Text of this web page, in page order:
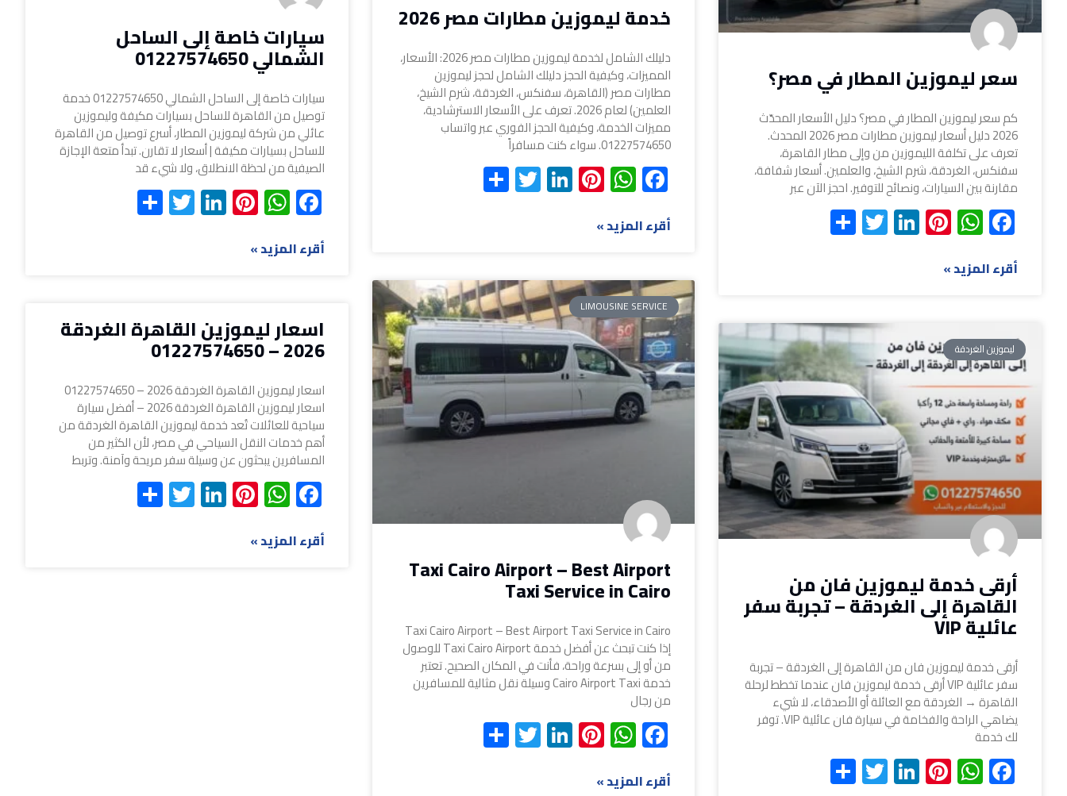
سعر ليموزين المطار في مصر؟
كم سعر ليموزين المطار في مصر؟ دليل الأسعار المحدّث
2026 دليل أسعار ليموزين مطارات مصر 2026 المحدث.
تعرف على تكلفة الليموزين من وإلى مطار القاهرة،
سفنكس، الغردقة، شرم الشيخ، والعلمين. أسعار شفافة،
مقارنة بين السيارات، ونصائح للتوفير. احجز الآن عبر
Facebook
WhatsApp
Pinterest
LinkedIn
Twitter
أقرء المزيد »
خدمة ليموزين مطارات مصر 2026
دليلك الشامل لخدمة ليموزين مطارات مصر 2026: الأسعار،
المميزات، وكيفية الحجز دليلك الشامل لحجز ليموزين
مطارات مصر (القاهرة، سفنكس، الغردقة، شرم الشيخ،
العلمين) لعام 2026. تعرف على الأسعار الاسترشادية،
مميزات الخدمة، وكيفية الحجز الفوري عبر واتساب
01227574650. سواء كنت مسافراً
Facebook
WhatsApp
Pinterest
LinkedIn
Twitter
Share
أقرء المزيد »
سيارات خاصة إلى الساحل
الشمالي 01227574650
سيارات خاصة إلى الساحل الشمالي 01227574650 خدمة
توصيل من القاهرة للساحل بسيارات مكيفة وليموزين
عائلي من شركة ليموزين المطار، أسرع توصيل من القاهرة
للساحل بسيارات مكيفة | أسعار لا تقارن. تبدأ متعة الإجازة
الصيفية من لحظة الانطلاق، ولا شيء قد
Facebook
WhatsApp
Pinterest
LinkedIn
Twitter
أقرء المزيد »
ليموزين الغردقة
أرقى خدمة ليموزين فان من
القاهرة إلى الغردقة – تجربة سفر
عائلية VIP
أرقى خدمة ليموزين فان من القاهرة إلى الغردقة – تجربة
سفر عائلية VIP أرقى خدمة ليموزين فان عندما تخطط لرحلة
القاهرة → الغردقة مع العائلة أو الأصدقاء، لا شيء
يضاهي الراحة والفخامة في سيارة فان عائلية VIP. توفر
لك خدمة
Facebook
WhatsApp
Pinterest
LinkedIn
Twitter
LIMOUSINE SERVICE
Taxi Cairo Airport – Best Airport
Taxi Service in Cairo
Taxi Cairo Airport – Best Airport Taxi Service in Cairo
إذا كنت تبحث عن أفضل خدمة Taxi Cairo Airport للوصول
من أو إلى بسرعة وراحة، فأنت في المكان الصحيح. تعتبر
خدمة Cairo Airport Taxi وسيلة نقل مثالية للمسافرين
من رجال
Facebook
WhatsApp
Pinterest
LinkedIn
Twitter
Share
أقرء المزيد »
اسعار ليموزين القاهرة الغردقة
2026 – 01227574650
اسعار ليموزين القاهرة الغردقة 2026 – 01227574650
اسعار ليموزين القاهرة الغردقة 2026 – أفضل سيارة
سياحية للعائلات تُعد خدمة ليموزين القاهرة الغردقة من
أهم خدمات النقل السياحي في مصر، لأن الكثير من
المسافرين يبحثون عن وسيلة سفر مريحة وآمنة. وتربط
Facebook
WhatsApp
Pinterest
LinkedIn
Twitter
أقرء المزيد »